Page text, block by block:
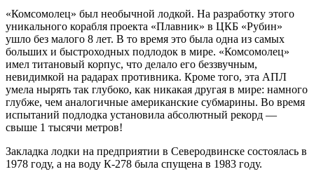
«Комсомолец» был необычной лодкой. На разработку этого
уникального корабля проекта «Плавник» в ЦКБ «Рубин»
ушло без малого 8 лет. В то время это была одна из самых
больших и быстроходных подлодок в мире. «Комсомолец»
имел титановый корпус, что делало его беззвучным,
невидимкой на радарах противника. Кроме того, эта АПЛ
умела нырять так глубоко, как никакая другая в мире: намного
глубже, чем аналогичные американские субмарины. Во время
испытаний подлодка установила абсолютный рекорд —
свыше 1 тысячи метров!
Закладка лодки на предприятии в Северодвинске состоялась в
1978 году, а на воду К-278 была спущена в 1983 году.